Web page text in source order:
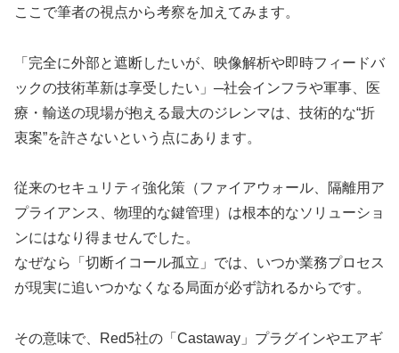
ここで筆者の視点から考察を加えてみます。
「完全に外部と遮断したいが、映像解析や即時フィードバ
ックの技術革新は享受したい」─社会インフラや軍事、医
療・輸送の現場が抱える最大のジレンマは、技術的な“折
衷案”を許さないという点にあります。
従来のセキュリティ強化策（ファイアウォール、隔離用ア
プライアンス、物理的な鍵管理）は根本的なソリューショ
ンにはなり得ませんでした。
なぜなら「切断イコール孤立」では、いつか業務プロセス
が現実に追いつかなくなる局面が必ず訪れるからです。
その意味で、Red5社の「Castaway」プラグインやエアギ